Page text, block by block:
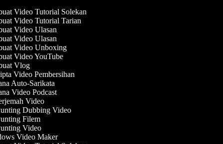
Video Tutorial Solekan
Video Tutorial Tarian
Video Ulasan
Video Ulasan
Video Unboxing
Video YouTube
Vlog
Video Pembersihan
Auto-Sarikata
Video Podcast
Video
Dubbing Video
Filem
Video
Video Maker